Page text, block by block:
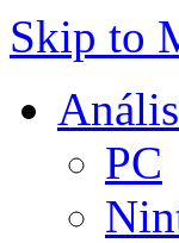
Skip to
PC